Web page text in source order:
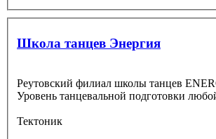
Школа танцев Энергия
Реутовский филиал школы танцев
Уровень танцевальной подготовки
Тектоник